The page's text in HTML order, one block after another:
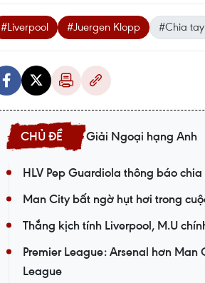
#Liverpool #Juergen Klopp #Chia tay
Giải Ngoại hạng Anh
HLV Pep Guardiola thông báo
Man City bất ngờ hụt hơi trong
Thắng kịch tính Liverpool, M.U
Premier League: Arsenal hơn
League